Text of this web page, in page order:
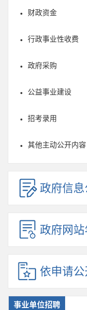
财政资金
行政事业性收费
政府采购
公益事业建设
招考录用
其他主动公开内容
政府信
政府网
依申请公
事业单位招聘